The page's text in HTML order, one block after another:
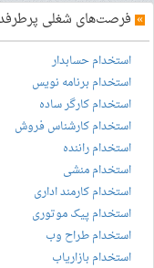
» فرصت‌های شغلی
استخدام حسابدار
استخدام برنامه نویس
استخدام کارگر ساده
استخدام کارشناس فروش
استخدام راننده
استخدام منشی
استخدام کارمند اداری
استخدام پیک موتوری
استخدام طراح وب
استخدام بازاریاب